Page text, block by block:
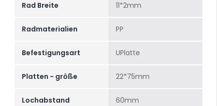
Rad Breite 11*2mm
Radmaterialien PP
Befestigungsart UPlatte
Platten - größe 22*75mm
Lochabstand 60mm